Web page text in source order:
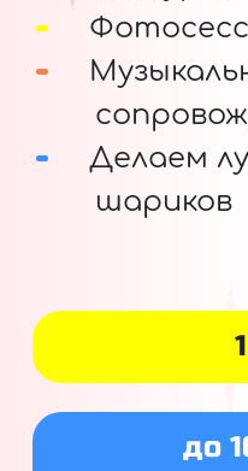
Делаем
шариков
до